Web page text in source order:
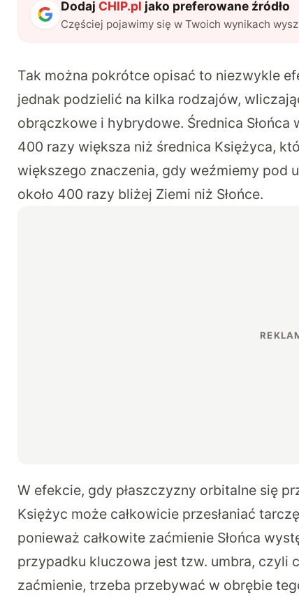
Dodaj CHIP.pl jako preferowane źródło
Częściej pojawimy się w Twoich wynikach
Tak można pokrótce opisać to niezwykle
jednak podzielić na kilka rodzajów,
obrączkowe i hybrydowe. Średnica
400 razy większa niż średnica Księżyca,
większego znaczenia, gdy weźmiemy pod
około 400 razy bliżej Ziemi niż Słońce.
W efekcie, gdy płaszczyzny orbitalne się
Księżyc może całkowicie przesłaniać
ponieważ całkowite zaćmienie Słońca
przypadku kluczowa jest tzw. umbra, czyli
zaćmienie, trzeba przebywać w obrębie